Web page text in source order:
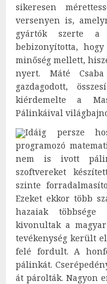
sikeresen
versenyen is,
gyártók szerte a
bebizonyította,
minőség mellett,
nyert. Máté
gazdagodott,
kiérdemelte a
Pálinkáival
Idáig persze
programozó
nem is ivott
szoftvereket
szinte
Ezeket ekkor több
hazaiak
kivonultak a
tevékenység került
felé fordult. A
pálinkát.
át párolták. Nagyon